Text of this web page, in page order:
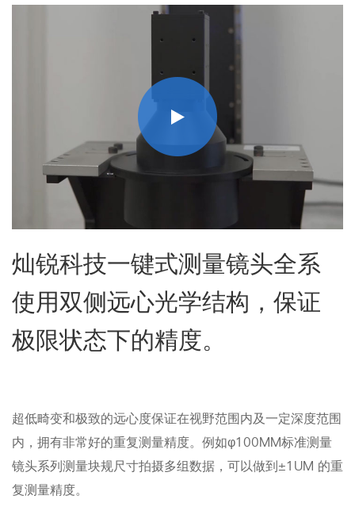
灿锐科技一键式测量镜头全系
使用双侧远心光学结构，保证
极限状态下的精度。
超低畸变和极致的远心度保证在视野范围内及一定深度范围
内，拥有非常好的重复测量精度。例如φ100MM标准测量
镜头系列测量块规尺寸拍摄多组数据，可以做到±1UM 的重
复测量精度。